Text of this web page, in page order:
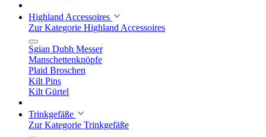
Highland Accessoires
Zur Kategorie Highland Accessoires
Sgian Dubh Messer
Manschettenknöpfe
Plaid Broschen
Kilt Pins
Kilt Gürtel
Trinkgefäße
Zur Kategorie Trinkgefäße